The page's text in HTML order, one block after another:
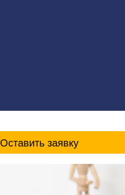
Оставить заявку